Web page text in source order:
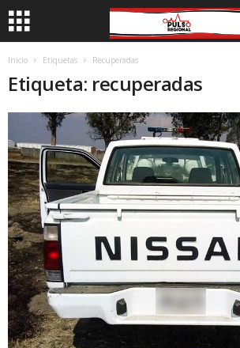
Inicio Etiquetas Recuperadas
Etiqueta: recuperadas